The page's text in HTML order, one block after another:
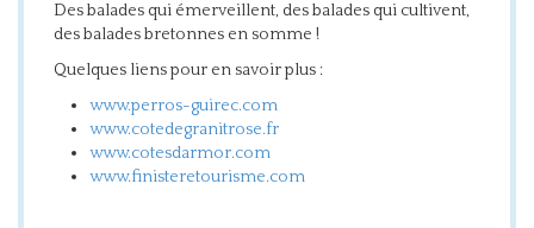
Des balades qui émerveillent, des balades qui cultivent,
des balades bretonnes en somme !
Quelques liens pour en savoir plus :
www.perros-guirec.com
www.cotedegranitrose.fr
www.cotesdarmor.com
www.finisteretourisme.com